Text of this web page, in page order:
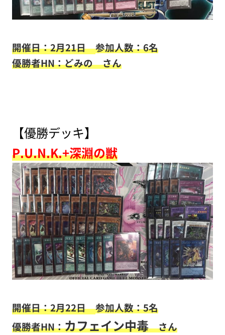
開催日：2月21日参加人数：6名
優勝者HN：どみの さん
【優勝デッキ】
P.U.N.K.+深淵の獣
開催日：2月22日参加人数：5名
優勝者HN：カフェイン中毒さん